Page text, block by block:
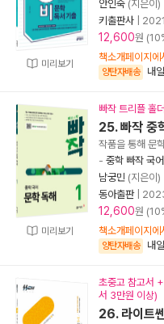
미리보기
안인숙 (지은이)
키출판사
12,600원
책소개페이지
양탄자배송 내
미리보기
빠작 트리플 홀더
25. 빠작 중
작품을 통해 문
- 중학 빠작 국어
남궁민 (지은이)
동아출판|
12,600원
책소개페이지
양탄자배송 내
초중고 참고서
서 3만원 이상)
26. 라이트